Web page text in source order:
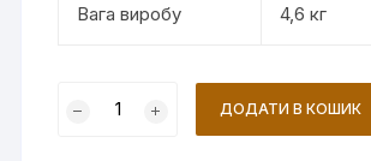
Вага виробу 4,6 кг
WERZALIT
ДОДАТИ В КОШИК